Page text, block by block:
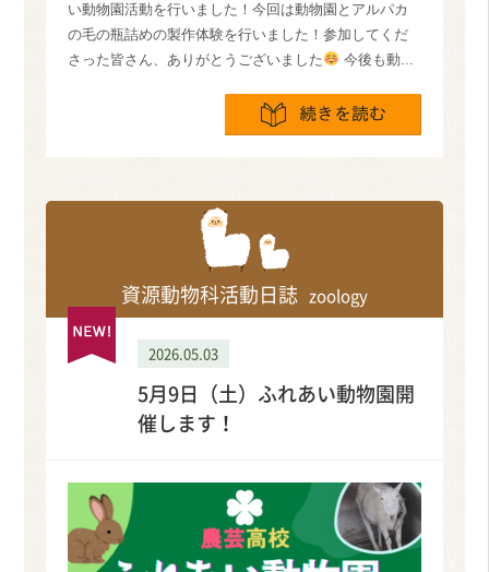
い動物園活動を行いました！今回は動物園とアルパカ
の毛の瓶詰めの製作体験を行いました！参加してくだ
さった皆さん、ありがとうございました
今後も動...
資源動物科活動日誌 zoology
2026.05.03
5月9日（土）ふれあい動物園開
催します！